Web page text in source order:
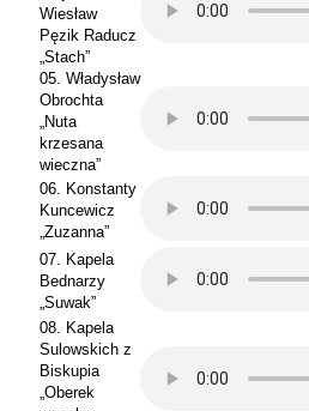
Wiesław
Pęzik Raducz
„Stach”
05. Władysław
Obrochta
„Nuta
krzesana
wieczna”
06. Konstanty
Kuncewicz
„Zuzanna”
07. Kapela
Bednarzy
„Suwak”
08. Kapela
Sulowskich z
Biskupia
„Oberek